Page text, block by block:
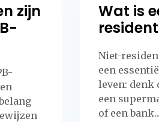
zijn
Wat is
Niet-
een
leven: denk
een
of een bank...